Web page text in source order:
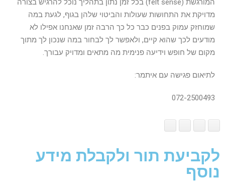
לקביעת תור ולקבלת מידע
נוסף
המורגשת (felt sense) בכל זמן נתון בתהליך נוכל להרגיש בצורה
מדויקת את התחושות שעולות והביטוי שלהן בגוף, לגעת במה
שמוחזק עמוק בפנים כבר כל כך הרבה זמן שאנחנו אפילו לא
מודעים לכך שהוא קיים, ולאפשר לך לבחור במה שנכון לך מתוך
מקום של חופש וידיעה פנימית מה מתאים ומדויק עבורך.
לתיאום פגישה עם איתמר:
072-2500493